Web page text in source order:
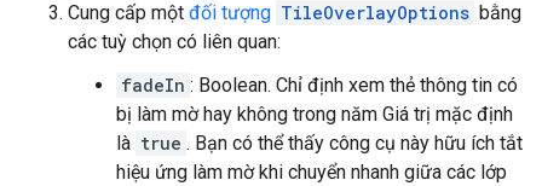
Cung cấp một đối tượng TileOverlayOptions bằng
các tuỳ chọn có liên quan:
fadeIn : Boolean. Chỉ định xem thẻ thông tin có
bị làm mờ hay không trong năm Giá trị mặc định
là true . Bạn có thể thấy công cụ này hữu ích tắt
hiệu ứng làm mờ khi chuyển nhanh giữa các lớp